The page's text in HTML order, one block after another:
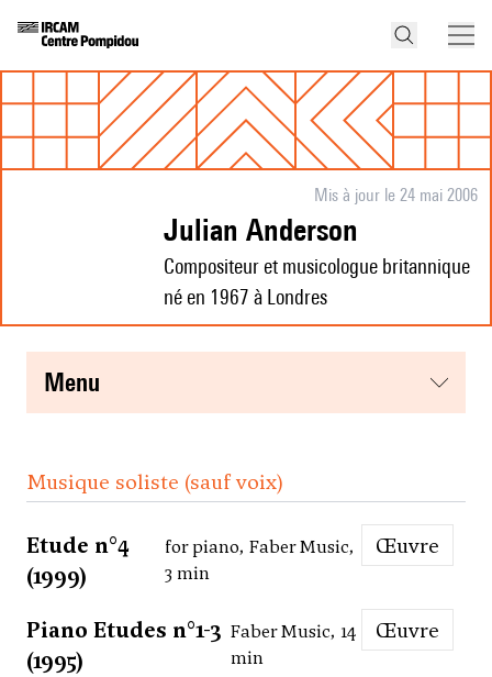
Mis à jour le 24 mai 2006
Julian Anderson
Compositeur et musicologue britannique
né en 1967 à Londres
menu
Musique soliste (sauf voix)
Etude n°4
(1999)
for piano, Faber Music,
3 min
Œuvre
Piano Etudes n°1-3
(1995)
Faber Music, 14
min
Œuvre